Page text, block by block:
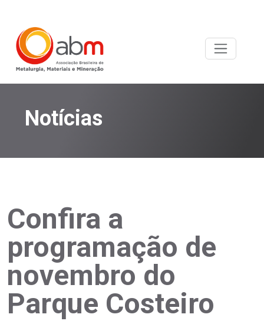
Notícias
Confira a
programação de
novembro do
Parque Costeiro